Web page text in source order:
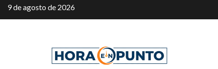
Saltar
al
9 de agosto de 2026